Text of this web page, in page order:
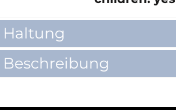
Haltung
Beschreibung